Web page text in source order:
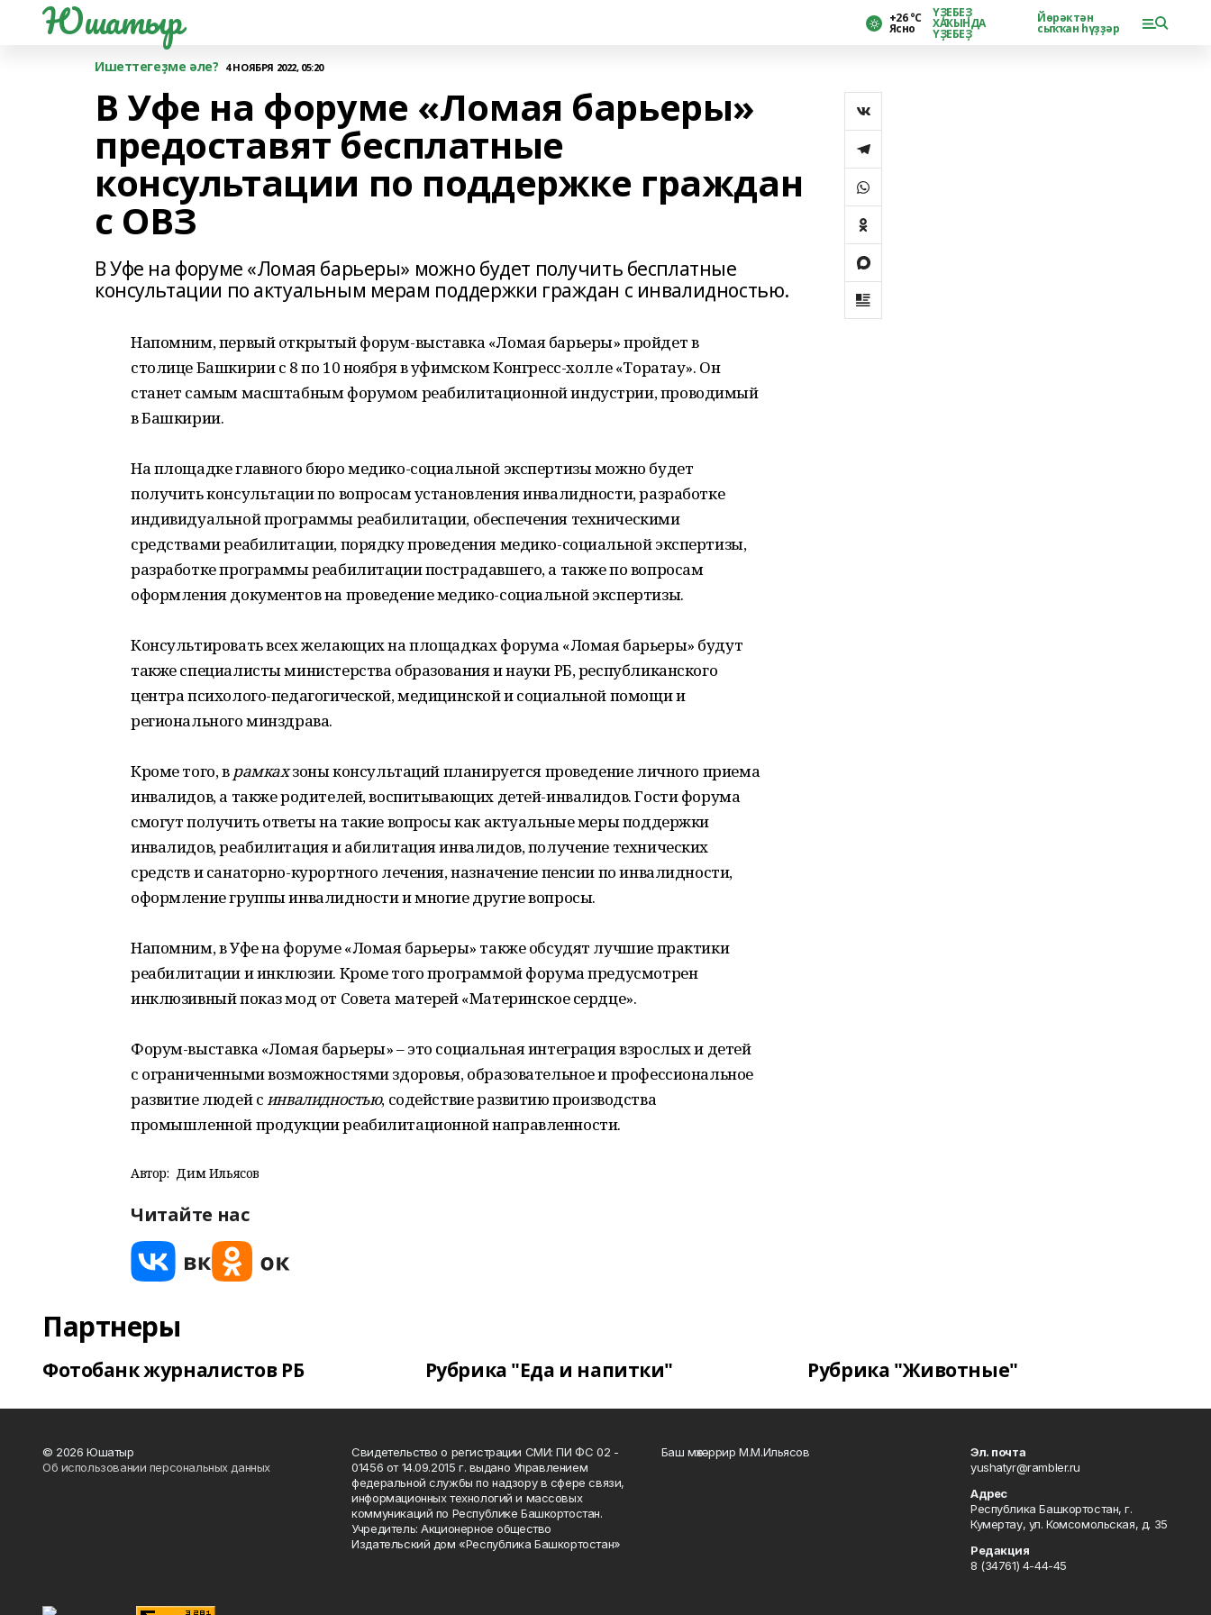
Юшатыр +26 °С
Ясно
ҮҘЕБЕҘ
ХАҠЫНДА
ҮҘЕБЕҘ
Йөрәктән
сыҡҡан һүҙҙәр
Ишеттегеҙме әле? 4 НОЯБРЯ 2022, 05:20
В Уфе на форуме «Ломая барьеры»
предоставят бесплатные
консультации по поддержке граждан
с ОВЗ
В Уфе на форуме «Ломая барьеры» можно будет получить бесплатные
консультации по актуальным мерам поддержки граждан с инвалидностью.
Напомним, первый открытый форум-выставка «Ломая барьеры» пройдет в
столице Башкирии с 8 по 10 ноября в уфимском Конгресс-холле «Торатау». Он
станет самым масштабным форумом реабилитационной индустрии, проводимый
в Башкирии.
На площадке главного бюро медико-социальной экспертизы можно будет
получить консультации по вопросам установления инвалидности, разработке
индивидуальной программы реабилитации, обеспечения техническими
средствами реабилитации, порядку проведения медико-социальной экспертизы,
разработке программы реабилитации пострадавшего, а также по вопросам
оформления документов на проведение медико-социальной экспертизы.
Консультировать всех желающих на площадках форума «Ломая барьеры» будут
также специалисты министерства образования и науки РБ, республиканского
центра психолого-педагогической, медицинской и социальной помощи и
регионального минздрава.
Кроме того, в рамкахзоны консультаций планируется проведение личного приема
инвалидов, а также родителей, воспитывающих детей-инвалидов. Гости форума
смогут получить ответы на такие вопросы как актуальные меры поддержки
инвалидов, реабилитация и абилитация инвалидов, получение технических
средств и санаторно-курортного лечения, назначение пенсии по инвалидности,
оформление группы инвалидности и многие другие вопросы.
Напомним, в Уфе на форуме «Ломая барьеры» также обсудят лучшие практики
реабилитации и инклюзии. Кроме того программой форума предусмотрен
инклюзивный показ мод от Совета матерей «Материнское сердце».
Форум-выставка «Ломая барьеры» – это социальная интеграция взрослых и детей
с ограниченными возможностями здоровья, образовательное и профессиональное
развитие людей синвалидностью, содействие развитию производства
промышленной продукции реабилитационной направленности.
Автор: Дим Ильясов
Читайте нас
Партнеры
Фотобанк журналистов РБ Рубрика "Еда и напитки" Рубрика "Животные"
© 2026 Юшатыр
Об использовании персональных данных
Свидетельство о регистрации СМИ: ПИ ФС 02 -
01456 от 14.09.2015 г. выдано Управлением
федеральной службы по надзору в сфере связи,
информационных технологий и массовых
коммуникаций по Республике Башкортостан.
Учредитель: Акционерное общество
Издательский дом «Республика Башкортостан»
Баш мөхәррир М.М.Ильясов
Эл. почта
yushatyr@rambler.ru
Адрес
Республика Башкортостан, г.
Кумертау, ул. Комсомольская, д. 35
Редакция
8 (34761) 4-44-45